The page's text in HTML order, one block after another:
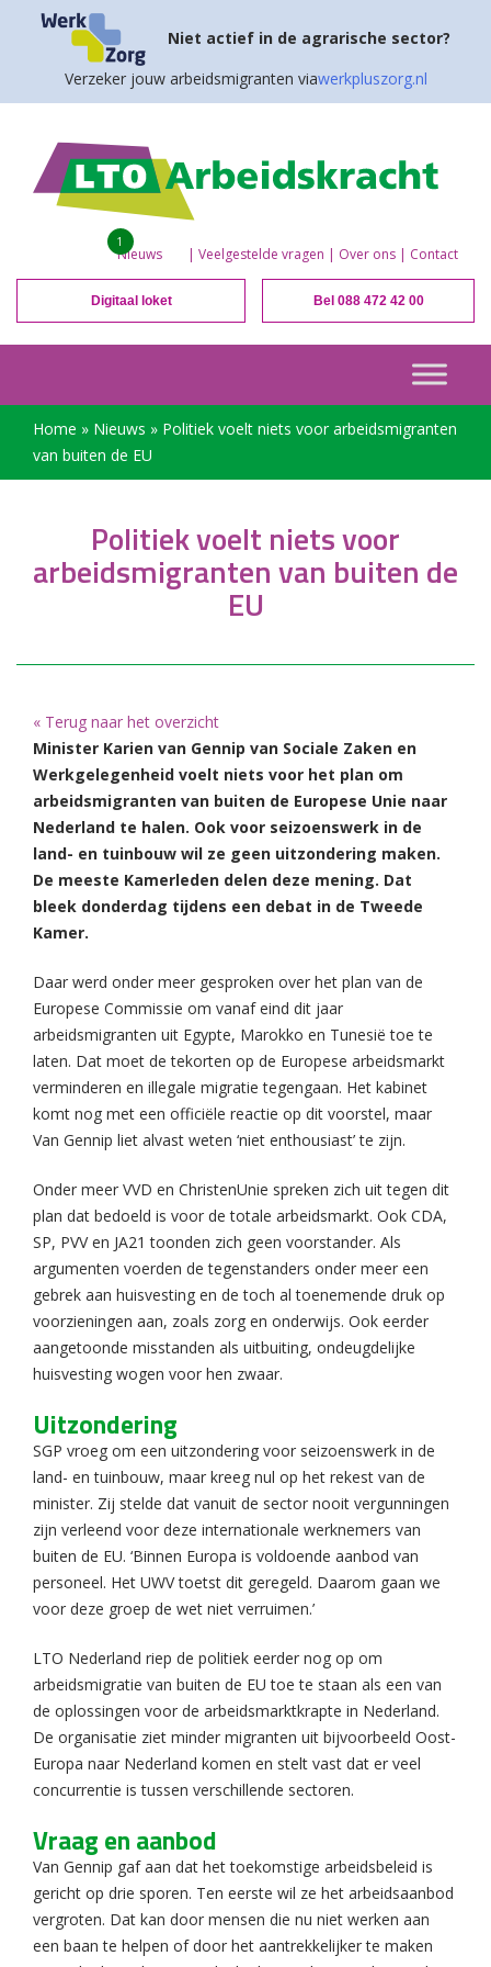
Niet actief in de agrarische sector?
Verzeker jouw arbeidsmigranten viawerkpluszorg.nl
Nieuws
1
| Veelgestelde vragen | Over ons | Contact
Digitaal loket Bel 088 472 42 00
Home » Nieuws » Politiek voelt niets voor arbeidsmigranten
van buiten de EU
Politiek voelt niets voor
arbeidsmigranten van buiten de
EU
« Terug naar het overzicht
Minister Karien van Gennip van Sociale Zaken en
Werkgelegenheid voelt niets voor het plan om
arbeidsmigranten van buiten de Europese Unie naar
Nederland te halen. Ook voor seizoenswerk in de
land- en tuinbouw wil ze geen uitzondering maken.
De meeste Kamerleden delen deze mening. Dat
bleek donderdag tijdens een debat in de Tweede
Kamer.
Daar werd onder meer gesproken over het plan van de
Europese Commissie om vanaf eind dit jaar
arbeidsmigranten uit Egypte, Marokko en Tunesië toe te
laten. Dat moet de tekorten op de Europese arbeidsmarkt
verminderen en illegale migratie tegengaan. Het kabinet
komt nog met een officiële reactie op dit voorstel, maar
Van Gennip liet alvast weten ‘niet enthousiast’ te zijn.
Onder meer VVD en ChristenUnie spreken zich uit tegen dit
plan dat bedoeld is voor de totale arbeidsmarkt. Ook CDA,
SP, PVV en JA21 toonden zich geen voorstander. Als
argumenten voerden de tegenstanders onder meer een
gebrek aan huisvesting en de toch al toenemende druk op
voorzieningen aan, zoals zorg en onderwijs. Ook eerder
aangetoonde misstanden als uitbuiting, ondeugdelijke
huisvesting wogen voor hen zwaar.
Uitzondering
SGP vroeg om een uitzondering voor seizoenswerk in de
land- en tuinbouw, maar kreeg nul op het rekest van de
minister. Zij stelde dat vanuit de sector nooit vergunningen
zijn verleend voor deze internationale werknemers van
buiten de EU. ‘Binnen Europa is voldoende aanbod van
personeel. Het UWV toetst dit geregeld. Daarom gaan we
voor deze groep de wet niet verruimen.’
LTO Nederland riep de politiek eerder nog op om
arbeidsmigratie van buiten de EU toe te staan als een van
de oplossingen voor de arbeidsmarktkrapte in Nederland.
De organisatie ziet minder migranten uit bijvoorbeeld Oost-
Europa naar Nederland komen en stelt vast dat er veel
concurrentie is tussen verschillende sectoren.
Vraag en aanbod
Van Gennip gaf aan dat het toekomstige arbeidsbeleid is
gericht op drie sporen. Ten eerste wil ze het arbeidsaanbod
vergroten. Dat kan door mensen die nu niet werken aan
een baan te helpen of door het aantrekkelijker te maken